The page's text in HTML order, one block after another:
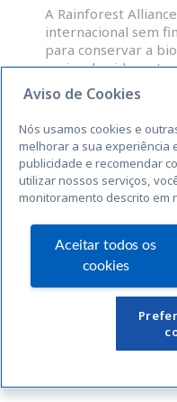
A Rainforest
internacional sem
para conservar a
meios de vida
administradores de
normas abrangentes
sustentabilidade,
para o uso do selo
LEIA MAIS »
«
Links
Aviso de Cookies
Nós usamos cookies e
melhorar a sua experiência
publicidade e recomendar
utilizar nossos serviços,
monitoramento descrito em
Aceitar todos os
cookies